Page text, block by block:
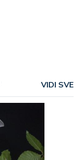
VIDI SVE